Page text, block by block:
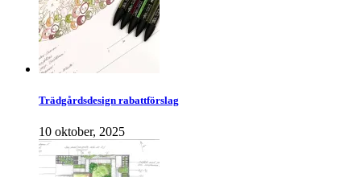
Trädgårdsdesign rabattförslag
10 oktober, 2025